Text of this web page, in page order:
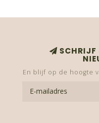
SCHRIJF
En blijf op de hoogte